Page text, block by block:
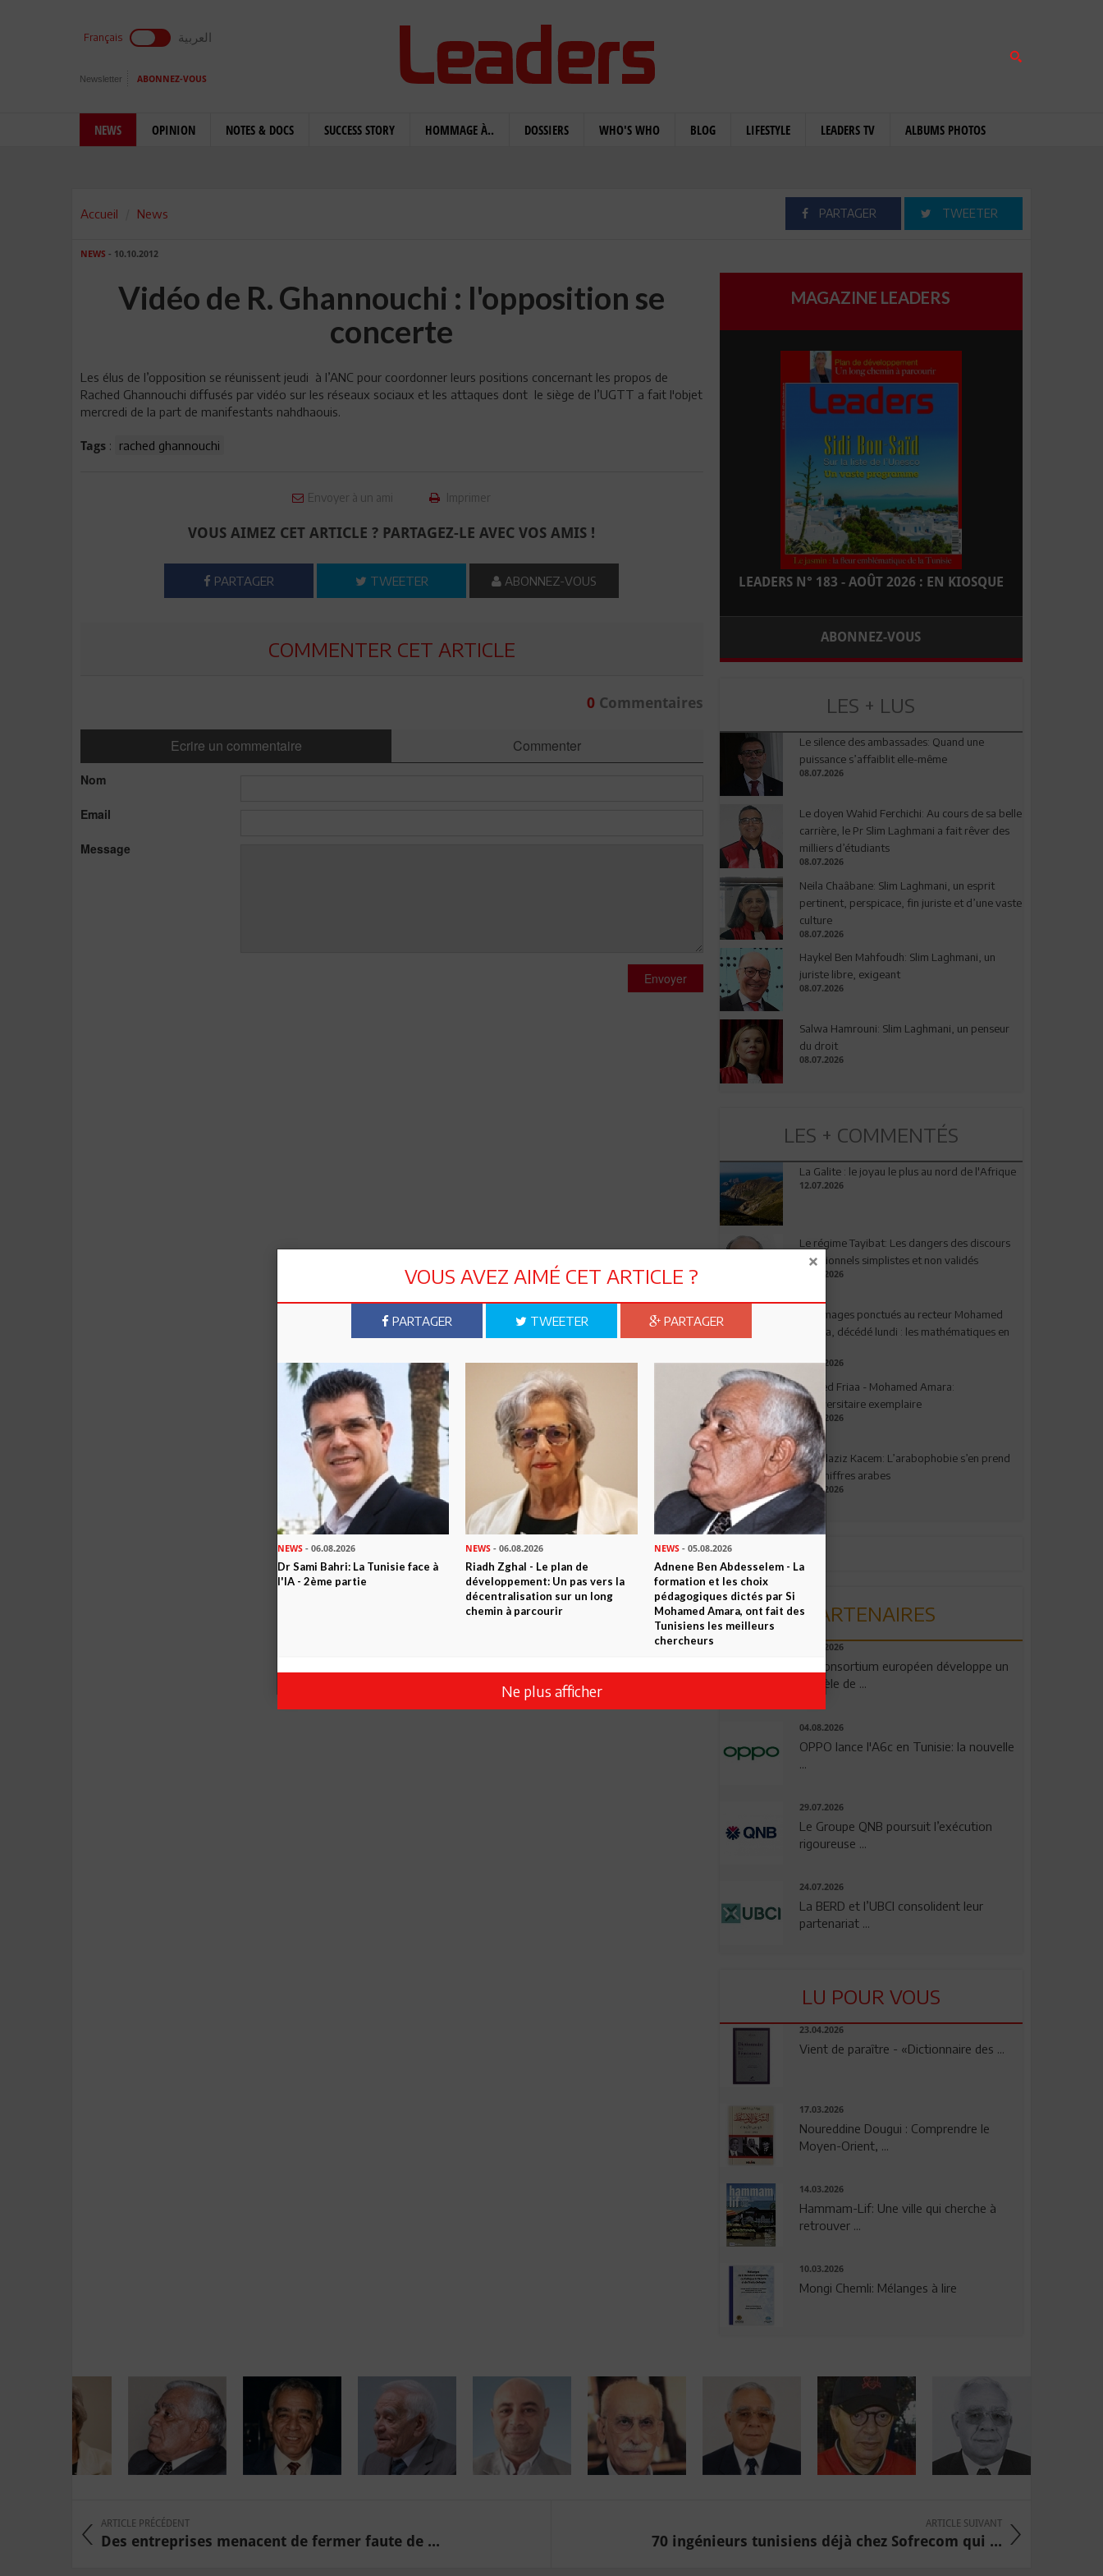
Français العربية
Newsletter ABONNEZ-VOUS
NEWS OPINION NOTES & DOCS SUCCESS STORY HOMMAGE À.. DOSSIERS WHO'S WHO BLOG LIFESTYLE LEADERS TV ALBUMS PHOTOS
Accueil News PARTAGER TWEETER
NEWS - 10.10.2012
Vidéo de R. Ghannouchi : l'opposition se
concerte
Les élus de l’opposition se réunissent jeudi à l’ANC pour coordonner leurs positions concernant les propos de
Rached Ghannouchi diffusés par vidéo sur les réseaux sociaux et les attaques dont le siège de l’UGTT a fait l'objet
mercredi de la part de manifestants nahdhaouis.
Tags : rached ghannouchi
Envoyer à un ami Imprimer
VOUS AIMEZ CET ARTICLE ? PARTAGEZ-LE AVEC VOS AMIS !
PARTAGER TWEETER ABONNEZ-VOUS
COMMENTER CET ARTICLE
0Commentaires
Ecrire un commentaire Commenter
Nom
Email
Message
Envoyer
MAGAZINE LEADERS
LEADERS N° 183 - AOÛT 2026 : EN KIOSQUE
ABONNEZ-VOUS
LES + LUS
Le silence des ambassades: Quand une
puissance s’affaiblit elle-même
08.07.2026
Le doyen Wahid Ferchichi: Au cours de sa belle
carrière, le Pr Slim Laghmani a fait rêver des
milliers d’étudiants
08.07.2026
Neila Chaâbane: Slim Laghmani, un esprit
pertinent, perspicace, fin juriste et d’une vaste
culture
08.07.2026
Haykel Ben Mahfoudh: Slim Laghmani, un
juriste libre, exigeant
08.07.2026
Salwa Hamrouni: Slim Laghmani, un penseur
du droit
08.07.2026
LES + COMMENTÉS
La Galite : le joyau le plus au nord de l'Afrique
12.07.2026
Le régime Tayibat: Les dangers des discours
nutritionnels simplistes et non validés
09.07.2026
Hommages ponctués au recteur Mohamed
Amara, décédé lundi : les mathématiques en
03.08.2026
Ahmed Friaa - Mohamed Amara:
l’Universitaire exemplaire
04.08.2026
Abdelaziz Kacem: L’arabophobie s’en prend
aux chiffres arabes
09.07.2026
PARTENAIRES
06.08.2026
Un consortium européen développe un
modèle de ...
04.08.2026
OPPO lance l'A6c en Tunisie: la nouvelle
29.07.2026
Le Groupe QNB poursuit l’exécution
rigoureuse ...
24.07.2026
La BERD et l’UBCI consolident leur
partenariat ...
LU POUR VOUS
23.04.2026
Vient de paraître - «Dictionnaire des ...
17.03.2026
Noureddine Dougui : Comprendre le
Moyen-Orient, ...
14.03.2026
Hammam-Lif: Une ville qui cherche à
retrouver ...
10.03.2026
Mongi Chemli: Mélanges à lire
ARTICLE PRÉCÉDENT
Des entreprises menacent de fermer faute de ...
ARTICLE SUIVANT
70 ingénieurs tunisiens déjà chez Sofrecom qui ...
VOUS AVEZ AIMÉ CET ARTICLE ?
PARTAGER TWEETER PARTAGER
NEWS - 06.08.2026
Dr Sami Bahri: La Tunisie face à
l'IA - 2ème partie
NEWS - 06.08.2026
Riadh Zghal - Le plan de
développement: Un pas vers la
décentralisation sur un long
chemin à parcourir
NEWS- 05.08.2026
Adnene Ben Abdesselem - La
formation et les choix
pédagogiques dictés par Si
Mohamed Amara, ont fait des
Tunisiens les meilleurs
chercheurs
Ne plus afficher